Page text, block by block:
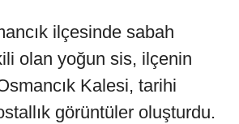
ilçesinde sabah
olan yoğun sis, ilçenin
Kalesi, tarihi
görüntüler oluşturdu.